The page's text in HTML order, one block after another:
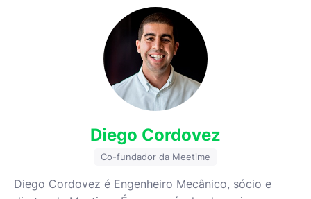
Diego Cordovez
Co-fundador da Meetime
Diego Cordovez é Engenheiro Mecânico, sócio e